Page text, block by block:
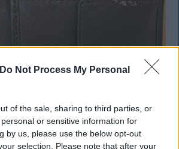
Do Not Process My Personal
of the sale, sharing to third parties, or
or sensitive information for
by us, please use the below opt-out
selection. Please note that after your